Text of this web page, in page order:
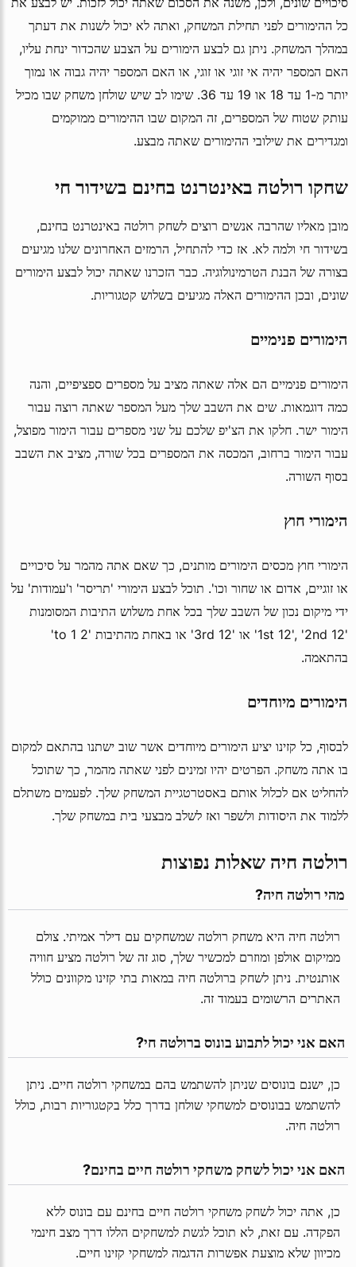
כל ההימורים לפני תחילת המשחק, ואתה לא יכול לשנות את דעתך
במהלך המשחק. ניתן גם לבצע הימורים על הצבע שהכדור ינחת עליו,
האם המספר יהיה אי זוגי או זוגי, או האם המספר יהיה גבוה או נמוך
יותר מ-1 עד 18 או 19 עד 36. שימו לב שיש שולחן משחק שבו מכיל
עותק שטוח של המספרים, זה המקום שבו ההימורים ממוקמים
ומגדירים את שילובי ההימורים שאתה מבצע.
שחקו רולטה באינטרנט בחינם בשידור חי
מובן מאליו שהרבה אנשים רוצים לשחק רולטה באינטרנט בחינם,
בשידור חי ולמה לא. אז כדי להתחיל, הרמזים האחרונים שלנו מגיעים
בצורה של הבנת הטרמינולוגיה. כבר הזכרנו שאתה יכול לבצע הימורים
שונים, ובכן ההימורים האלה מגיעים בשלוש קטגוריות.
הימורים פנימיים
הימורים פנימיים הם אלה שאתה מציב על מספרים ספציפיים, והנה
כמה דוגמאות. שים את השבב שלך מעל המספר שאתה רוצה עבור
הימור ישר. חלקו את הצ'יפ שלכם על שני מספרים עבור הימור מפוצל,
עבור הימור ברחוב, המכסה את המספרים בכל שורה, מציב את השבב
בסוף השורה.
הימורי חוץ
הימורי חוץ מכסים הימורים מותנים, כך שאם אתה מהמר על סיכויים
או זוגיים, אדום או שחור וכו'. תוכל לבצע הימורי 'תריסר' ו'עמודות' על
ידי מיקום נכון של השבב שלך בכל אחת משלוש התיבות המסומנות
'1st 12', '2nd 12' או '3rd 12' או באחת מהתיבות '2 to 1'
בהתאמה.
הימורים מיוחדים
לבסוף, כל קזינו יציע הימורים מיוחדים אשר שוב ישתנו בהתאם למקום
בו אתה משחק. הפרטים יהיו זמינים לפני שאתה מהמר, כך שתוכל
להחליט אם לכלול אותם באסטרטגיית המשחק שלך. לפעמים משתלם
ללמוד את היסודות ולשפר ואז לשלב מבצעי בית במשחק שלך.
רולטה חיה שאלות נפוצות
רולטה חיה היא משחק רולטה שמשחקים עם דילר אמיתי. צולם
ממיקום אולפן ומוזרם למכשיר שלך, סוג זה של רולטה מציע חוויה
אותנטית. ניתן לשחק ברולטה חיה במאות בתי קזינו מקוונים כולל
האתרים הרשומים בעמוד זה.
כן, ישנם בונוסים שניתן להשתמש בהם במשחקי רולטה חיים. ניתן
להשתמש בבונוסים למשחקי שולחן בדרך כלל בקטגוריות רבות, כולל
רולטה חיה.
כן, אתה יכול לשחק משחקי רולטה חיים בחינם עם בונוס ללא
הפקדה. עם זאת, לא תוכל לגשת למשחקים הללו דרך מצב חינמי
מכיוון שלא מוצעת אפשרות הדגמה למשחקי קזינו חיים.